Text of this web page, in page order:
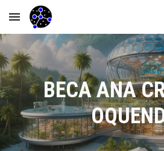
Skip to main content
BECA ANA